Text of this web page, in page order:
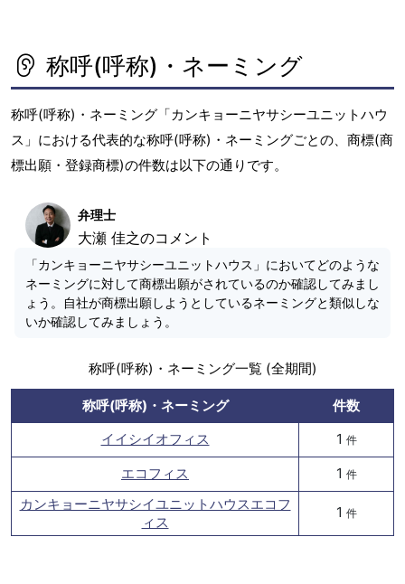
称呼(呼称)・ネーミング
称呼(呼称)・ネーミング「カンキョーニヤサシーユニットハウ
ス」における代表的な称呼(呼称)・ネーミングごとの、商標(商
標出願・登録商標)の件数は以下の通りです。
弁理士
大瀬 佳之のコメント
「カンキョーニヤサシーユニットハウス」においてどのような
ネーミングに対して商標出願がされているのか確認してみまし
ょう。自社が商標出願しようとしているネーミングと類似しな
いか確認してみましょう。
称呼(呼称)・ネーミング一覧 (全期間)
称呼(呼称)・ネーミング
件数
イイシイオフィス
1 件
エコフィス 1 件
カンキョーニヤサシイユニットハウスエコフ
ィス
1 件